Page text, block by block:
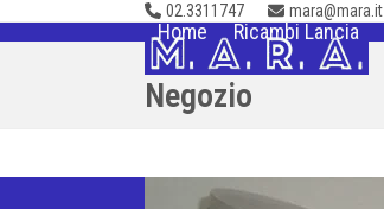
to
02.3311747 mara@mara.it
Home Ricambi Lancia
Negozio